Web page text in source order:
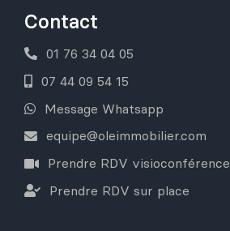
Contact
01 76 34 04 05
07 44 09 54 15
Message Whatsapp
equipe@oleimmobilier.com
Prendre RDV visioconférence
Prendre RDV sur place